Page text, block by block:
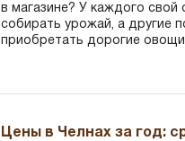
в магазине? У каждого свой
собирать урожай, а другие
приобретать дорогие
Цены в Челнах за год: